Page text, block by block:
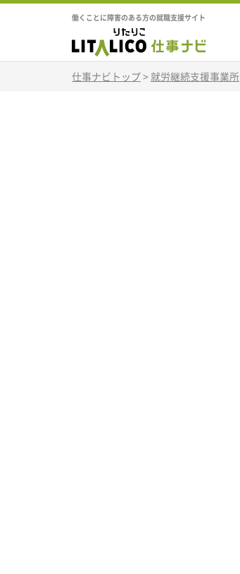
働くことに障害のある方の就職支援サイト
仕事ナビトップ> 就労継続支援事業所